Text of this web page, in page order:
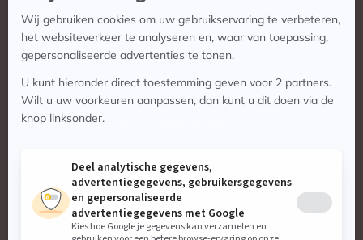
Contact
Contact
Vragen? Bekijk de contactpagina
Stuur ons een e-mail:
info@zaterdagmatinee.nl